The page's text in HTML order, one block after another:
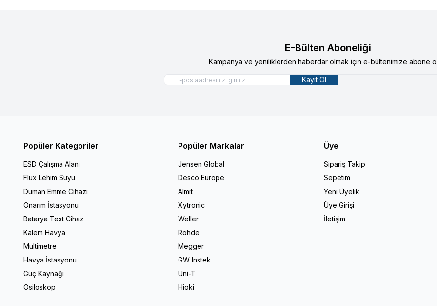
E-Bülten Aboneliği
Kampanya ve yeniliklerden haberdar olmak için e-bültenimize abone
Kayıt Ol
Popüler Kategoriler
ESD Çalışma Alanı
Flux Lehim Suyu
Duman Emme Cihazı
Onarım İstasyonu
Batarya Test Cihaz
Kalem Havya
Multimetre
Havya İstasyonu
Güç Kaynağı
Osiloskop
Popüler Markalar
Jensen Global
Desco Europe
Almit
Xytronic
Weller
Rohde
Megger
GW Instek
Uni-T
Hioki
Üye
Sipariş Takip
Sepetim
Yeni Üyelik
Üye Girişi
İletişim